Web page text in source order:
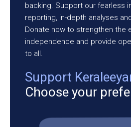
backing. Support our fearless
reporting, in-depth analyses
Donate now to strengthen the
independence and provide
to all.
Support
Choose your